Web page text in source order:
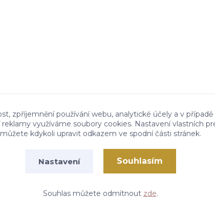
zpříjemnění používání webu, analytické účely a v případě
využíváme soubory cookies. Nastavení vlastních
můžete kdykoli upravit odkazem ve spodní části stránek.
Nastavení Souhlasím
Souhlas můžete odmítnout zde.